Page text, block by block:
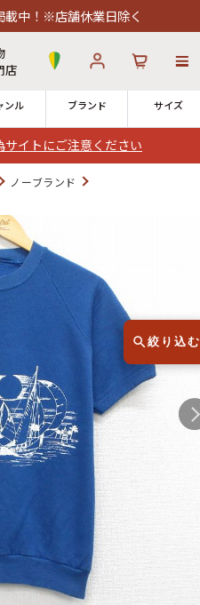
サイトにご注意ください
除く
店
ンル ブランド サイズ
ご注文で当日出荷！
日祝、長期休暇、セール
ワード（7/29〜8/4）
4 スターウォーズ
8 ディズニー
ら探す
ノーブランド
絞り込む